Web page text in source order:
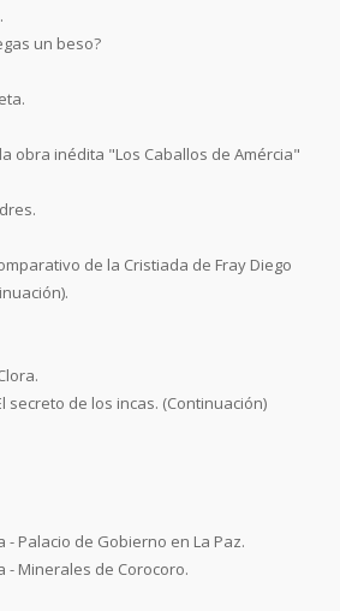
un beso?
obra inédita "Los Caballos de Amércia"
de la Cristiada de Fray Diego
secreto de los incas. (Continuación)
- Palacio de Gobierno en La Paz.
- Minerales de Corocoro.